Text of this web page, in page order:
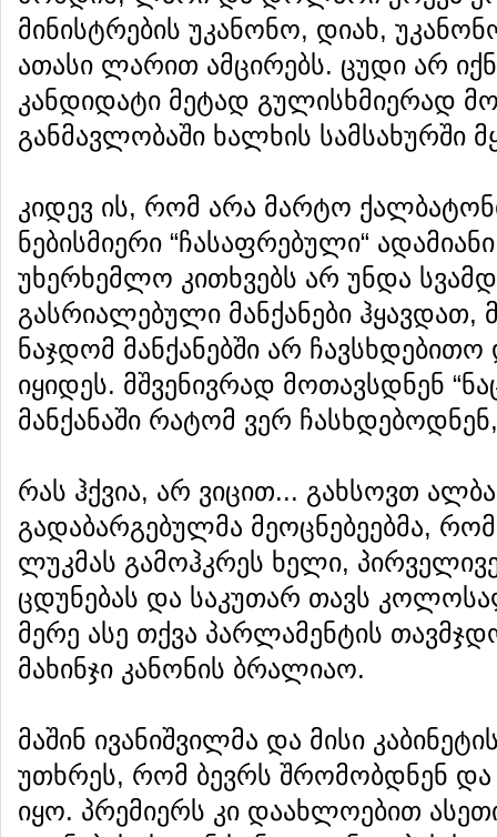
მინისტრების უკანონო, დიახ,
ათასი ლარით ამცირებს. ცუდი არ
კანდიდატი მეტად გულისხმიერად
განმავლობაში ხალხის სამსახურში
კიდევ ის, რომ არა მარტო
ნებისმიერი “ჩასაფრებული“
უხერხემლო კითხვებს არ უნდა
გასრიალებული მანქანები ჰყავდათ,
ნაჯდომ მანქანებში არ ჩავსხდებითო
იყიდეს. მშვენივრად მოთავსდნენ
მანქანაში რატომ ვერ
რას ჰქვია, არ ვიცით... გახსოვთ
გადაბარგებულმა მეოცნებეებმა,
ლუკმას გამოჰკრეს ხელი,
ცდუნებას და საკუთარ თავს
მერე ასე თქვა პარლამენტის
მახინჯი კანონის ბრალიაო.
მაშინ ივანიშვილმა და მისი
უთხრეს, რომ ბევრს შრომობდნენ და
იყო. პრემიერს კი დაახლოებით